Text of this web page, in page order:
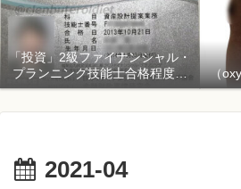
「投資」2級ファイナンシャル・
プランニング技能士合格程度で
ようやく初心者「資産形成」
（
目「
2021-04